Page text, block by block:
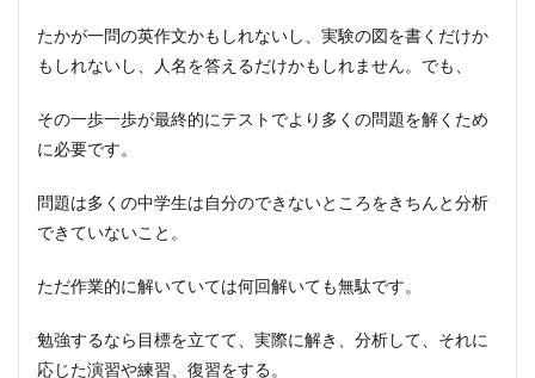
たかが一問の英作文かもしれないし、実験の図を書くだけか
もしれないし、人名を答えるだけかもしれません。でも、
その一歩一歩が最終的にテストでより多くの問題を解くため
に必要です。
問題は多くの中学生は自分のできないところをきちんと分析
できていないこと。
ただ作業的に解いていては何回解いても無駄です。
勉強するなら目標を立てて、実際に解き、分析して、それに
応じた演習や練習、復習をする。